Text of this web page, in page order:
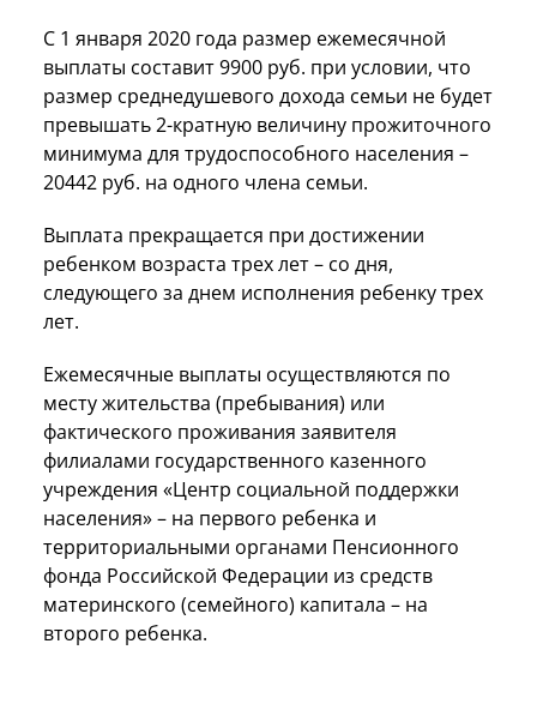
С 1 января 2020 года размер ежемесячной
выплаты составит 9900 руб. при условии, что
размер среднедушевого дохода семьи не будет
превышать 2-кратную величину прожиточного
минимума для трудоспособного населения –
20442 руб. на одного члена семьи.
Выплата прекращается при достижении
ребенком возраста трех лет – со дня,
следующего за днем исполнения ребенку трех
лет.
Ежемесячные выплаты осуществляются по
месту жительства (пребывания) или
фактического проживания заявителя
филиалами государственного казенного
учреждения «Центр социальной поддержки
населения» – на первого ребенка и
территориальными органами Пенсионного
фонда Российской Федерации из средств
материнского (семейного) капитала – на
второго ребенка.